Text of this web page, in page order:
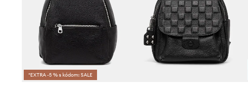
*EXTRA -5 % s kódom: SALE